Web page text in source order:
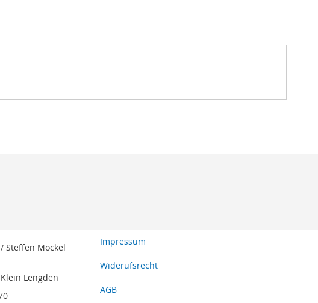
Steffen Möckel
Lengden
Impressum
Widerufsrecht
AGB